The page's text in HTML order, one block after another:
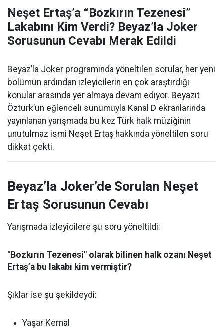
Neşet Ertaş’a “Bozkırın Tezenesi”
Lakabını Kim Verdi? Beyaz’la Joker
Sorusunun Cevabı Merak Edildi
Beyaz’la Joker programında yöneltilen sorular, her yeni
bölümün ardından izleyicilerin en çok araştırdığı
konular arasında yer almaya devam ediyor. Beyazıt
Öztürk’ün eğlenceli sunumuyla Kanal D ekranlarında
yayınlanan yarışmada bu kez Türk halk müziğinin
unutulmaz ismi Neşet Ertaş hakkında yöneltilen soru
dikkat çekti.
Beyaz’la Joker’de Sorulan Neşet
Ertaş Sorusunun Cevabı
Yarışmada izleyicilere şu soru yöneltildi:
"Bozkırın Tezenesi" olarak bilinen halk ozanı Neşet
Ertaş’a bu lakabı kim vermiştir?
Şıklar ise şu şekildeydi:
Yaşar Kemal